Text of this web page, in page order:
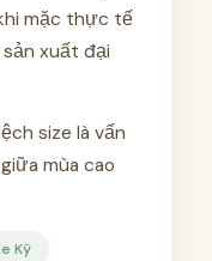
mặc thực tế
xuất đại
size là vấn
mùa cao
Kỹ